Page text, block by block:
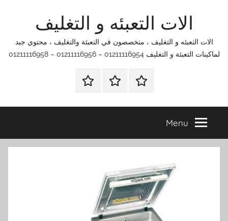
الات التعبئه و التغليف
الات التعبئه و التغليف ، متخصصون في التعبئة والتغليف ، محتوي جبد
لماكينات التعبئة و التغليف 01211116954 – 01211116956 – 01211116958
الرئيسيةاتصل
اتـصـل
في
التي
Menu